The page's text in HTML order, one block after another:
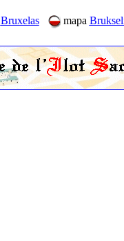
Bruxelas mapa